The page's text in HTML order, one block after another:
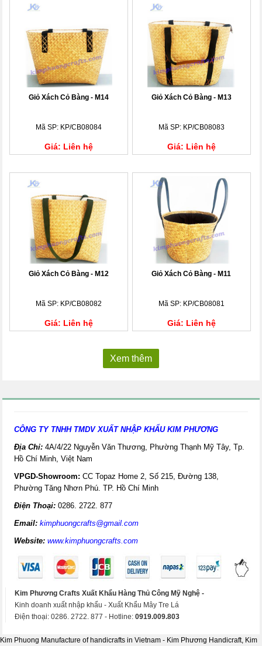
Giỏ Xách Cỏ Bàng - M14
Mã SP: KP/CB08084
Giá: Liên hệ
Giỏ Xách Cỏ Bàng - M13
Mã SP: KP/CB08083
Giá: Liên hệ
Giỏ Xách Cỏ Bàng - M12
Mã SP: KP/CB08082
Giá: Liên hệ
Giỏ Xách Cỏ Bàng - M11
Mã SP: KP/CB08081
Giá: Liên hệ
Xem thêm
CÔNG TY TNHH TMDV XUẤT NHẬP KHẨU KIM PHƯƠNG
Địa Chỉ: 4A/4/22 Nguyễn Văn Thương, Phường Thạnh Mỹ Tây, Tp.
Hồ Chí Minh, Việt Nam
VPGD-Showroom: CC Topaz Home 2, Số 215, Đường 138,
Phường Tăng Nhơn Phú. TP. Hồ Chí Minh
Điện Thoại: 0286. 2722. 877
Email: kimphuongcrafts@gmail.com
Website:www.kimphuongcrafts.com
Kim Phương Crafts Xuất Khẩu Hàng Thủ Công Mỹ Nghệ -
Kinh doanh xuất nhập khẩu - Xuất Khẩu Mây Tre Lá
Điện thoại: 0286. 2722. 877 - Hotline:0919.009.803
Kim Phuong Manufacture of handicrafts in Vietnam - Kim Phương Handicraft, Kim